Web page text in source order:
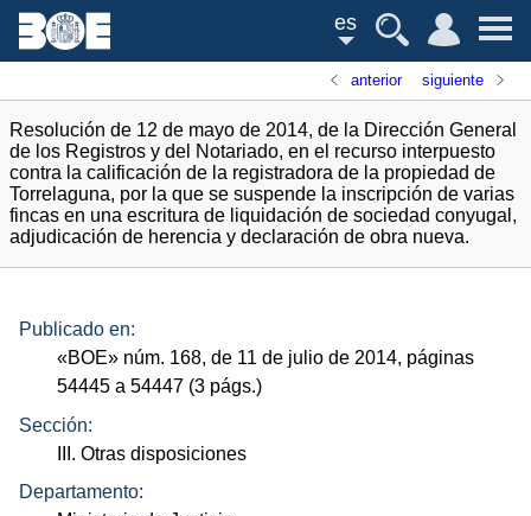
es
anterior siguiente
Resolución de 12 de mayo de 2014, de la Dirección General
de los Registros y del Notariado, en el recurso interpuesto
contra la calificación de la registradora de la propiedad de
Torrelaguna, por la que se suspende la inscripción de varias
fincas en una escritura de liquidación de sociedad conyugal,
adjudicación de herencia y declaración de obra nueva.
Publicado en:
«BOE» núm. 168, de 11 de julio de 2014, páginas
54445 a 54447 (3 págs.)
Sección:
III. Otras disposiciones
Departamento: